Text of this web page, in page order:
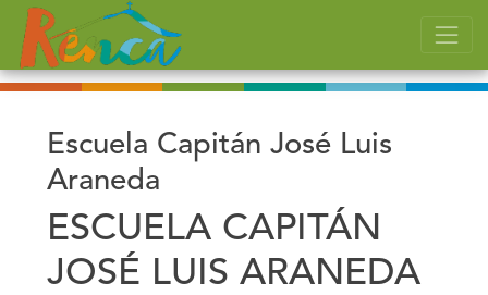
Escuela Capitán José Luis
Araneda
ESCUELA CAPITÁN
JOSÉ LUIS ARANEDA